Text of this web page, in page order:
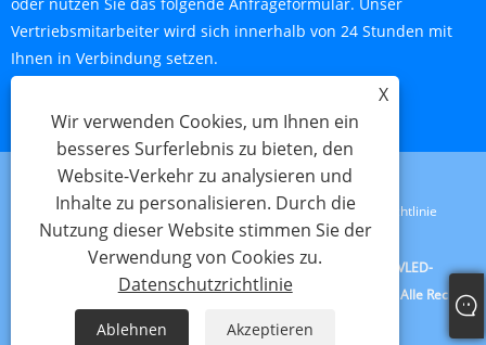
Vertriebsmitarbeiter wird sich innerhalb von 24 Stunden mit
Ihnen in Verbindung setzen.
Links Sitemap RSS XML Datenschutzrichtlinie
Copyright © 2023 Jiangxi Lijunxin Technology Co., Ltd. – UVLED-
Wassertransferdruckfarbe, Direktdruckfarbe, Siebdruckfarbe – Alle Rechte
vorbehalten.
X
Wir verwenden Cookies, um Ihnen ein
besseres Surferlebnis zu bieten, den
Website-Verkehr zu analysieren und
Inhalte zu personalisieren. Durch die
Nutzung dieser Website stimmen Sie der
Verwendung von Cookies zu.
Datenschutzrichtlinie
Ablehnen Akzeptieren